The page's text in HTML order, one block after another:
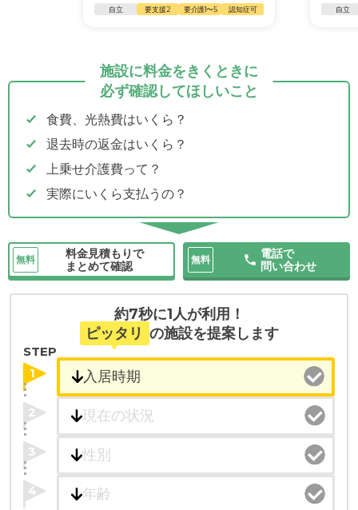
自立 要支援2 要介護1〜5 認知症可 自立
施設に料金をきくときに
必ず確認してほしいこと
食費、光熱費はいくら？
退去時の返金はいくら？
上乗せ介護費って？
実際にいくら支払うの？
無料
料金見積もりで
まとめて確認
無料
電話で
問い合わせ
約7秒に1人が利用！
ピッタリ の施設を提案します
STEP
1
2
3
4